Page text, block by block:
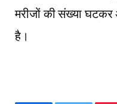
मरीजों की संख्या
है।